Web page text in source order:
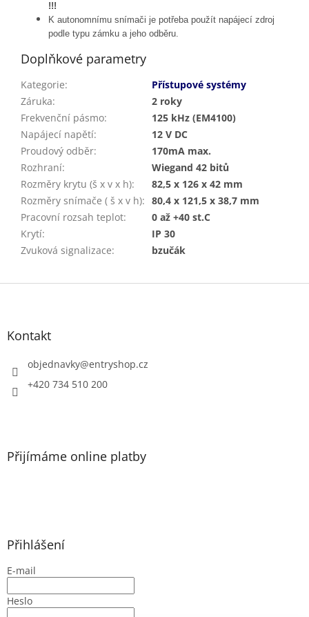
!!!
K autonomnímu snímači je potřeba použít napájecí zdroj
podle typu zámku a jeho odběru.
Doplňkové parametry
Kategorie:
Přístupové systémy
Záruka:
2 roky
Frekvenční pásmo:
125 kHz (EM4100)
Napájecí napětí:
12 V DC
Proudový odběr:
170mA max.
Rozhraní:
Wiegand 42 bitů
Rozměry krytu (š x v x h):
82,5 x 126 x 42 mm
Rozměry snímače ( š x v h): 80,4 x 121,5 x 38,7 mm
Pracovní rozsah teplot:
0 až +40 st.C
Krytí:
IP 30
Zvuková signalizace: bzučák
Z
Kontakt
objednavky@entryshop.cz
+420 734 510 200
Přijímáme online platby
Přihlášení
E-mail
Heslo